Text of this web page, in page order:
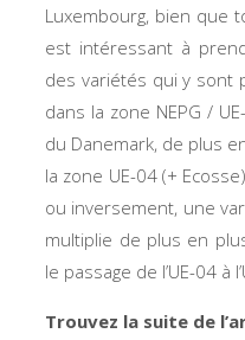
Luxembourg, bien que
est intéressant à
des variétés qui y sont
dans la zone NEPG /
du Danemark, de plus
la zone UE-04 (+
ou inversement, une
multiplie de plus en
le passage de l’UE-04 à
Trouvez la suite de